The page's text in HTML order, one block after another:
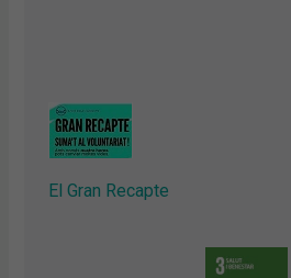
El Gran Recapte